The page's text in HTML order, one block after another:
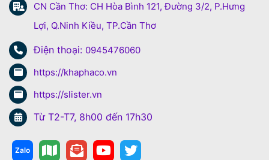
CN Cần Thơ: CH Hòa Bình 121, Đường 3/2, P.Hưng
Lợi, Q.Ninh Kiều, TP.Cần Thơ
Điện thoại: 0945476060
https://khaphaco.vn
https://slister.vn
Từ T2-T7, 8h00 đến 17h30